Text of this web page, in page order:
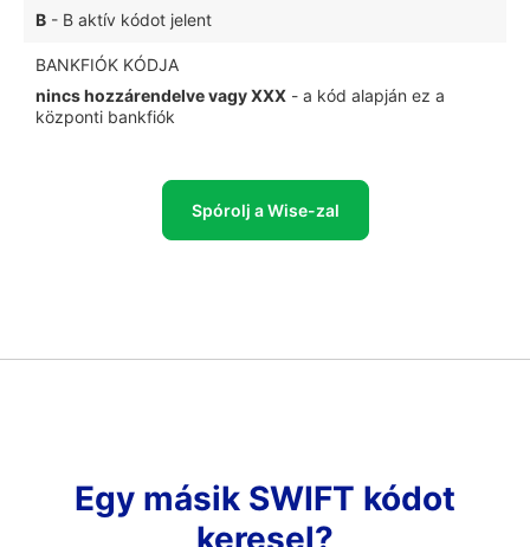
B - B aktív kódot jelent
BANKFIÓK KÓDJA
nincs hozzárendelve vagy XXX - a kód alapján ez a
központi bankfiók
Spórolj a Wise-zal
Egy másik SWIFT kódot
keresel?